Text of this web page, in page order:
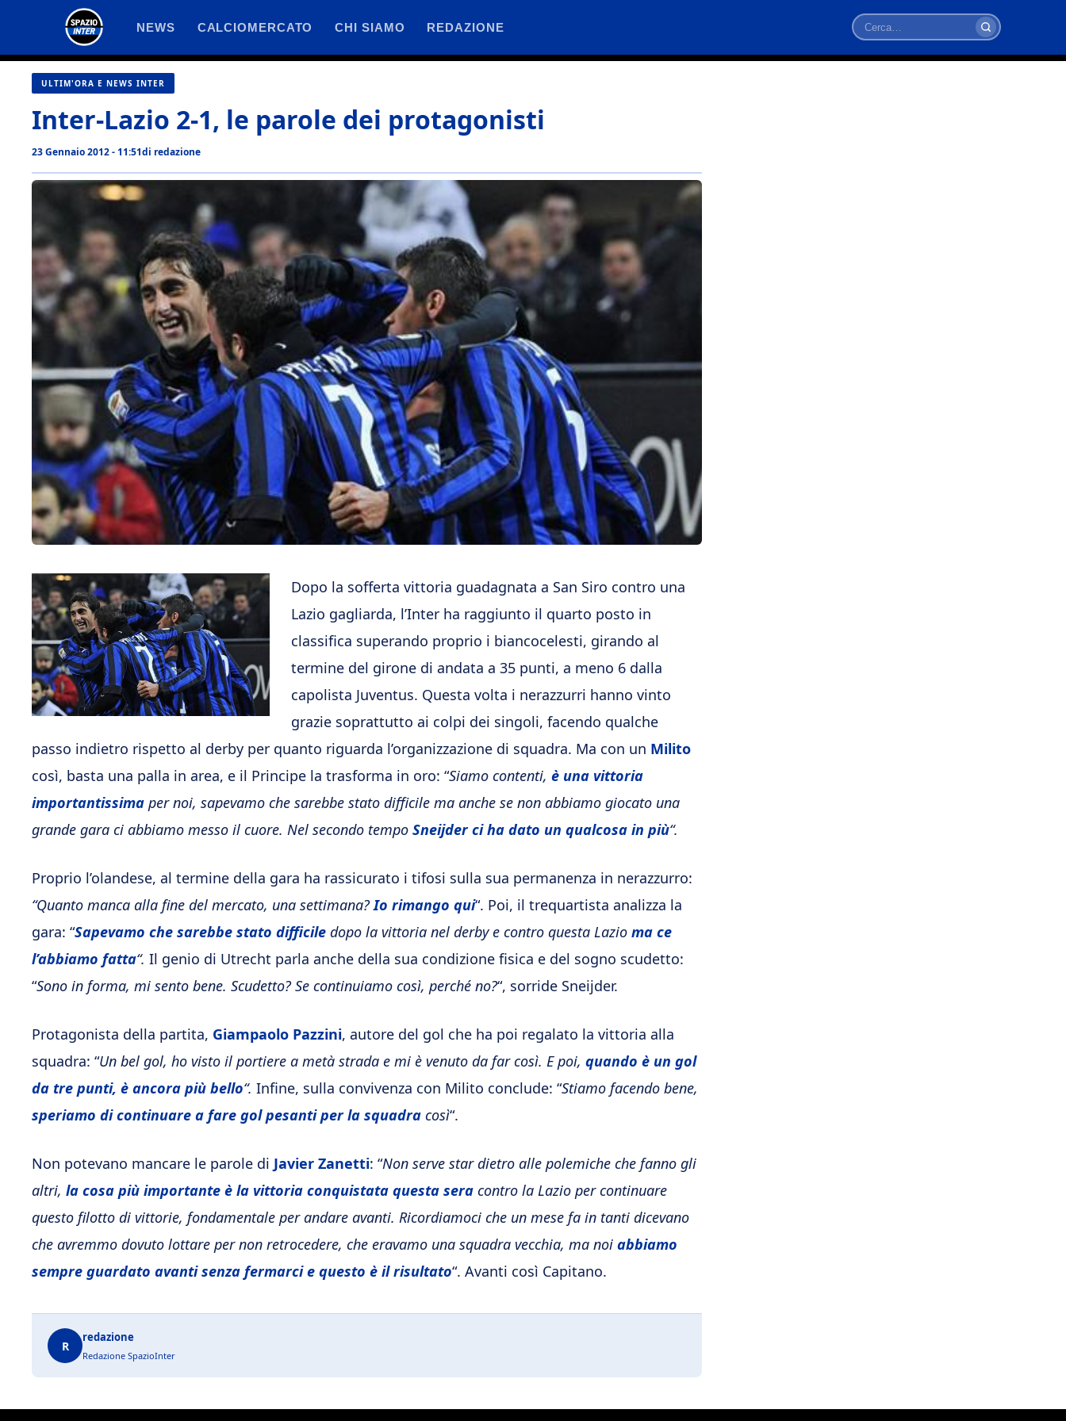
contenuto
NEWS CALCIOMERCATO CHI SIAMO REDAZIONE
Cerca
ULTIM'ORA E NEWS INTER
Inter-Lazio 2-1, le parole dei protagonisti
23 Gennaio 2012 - 11:51di redazione
Dopo la sofferta vittoria guadagnata a San Siro contro una
Lazio gagliarda, l’Inter ha raggiunto il quarto posto in
classifica superando proprio i biancocelesti, girando al
termine del girone di andata a 35 punti, a meno 6 dalla
capolista Juventus. Questa volta i nerazzurri hanno vinto
grazie soprattutto ai colpi dei singoli, facendo qualche
passo indietro rispetto al derby per quanto riguarda l’organizzazione di squadra. Ma con un Milito
così, basta una palla in area, e il Principe la trasforma in oro: “Siamo contenti, è una vittoria
importantissima per noi, sapevamo che sarebbe stato difficile ma anche se non abbiamo giocato una
grande gara ci abbiamo messo il cuore. Nel secondo tempo Sneijder ci ha dato un qualcosa in più“.
Proprio l’olandese, al termine della gara ha rassicurato i tifosi sulla sua permanenza in nerazzurro:
“Quanto manca alla fine del mercato, una settimana?Io rimango qui“. Poi, il trequartista analizza la
gara: “Sapevamo che sarebbe stato difficile dopo la vittoria nel derby e contro questa Lazio ma ce
l’abbiamo fatta“. Il genio di Utrecht parla anche della sua condizione fisica e del sogno scudetto:
“Sono in forma, mi sento bene. Scudetto? Se continuiamo così, perché no?“, sorride Sneijder.
Protagonista della partita, Giampaolo Pazzini, autore del gol che ha poi regalato la vittoria alla
squadra: “Un bel gol, ho visto il portiere a metà strada e mi è venuto da far così. E poi, quando è un gol
da tre punti, è ancora più bello“. Infine, sulla convivenza con Milito conclude: “Stiamo facendo bene,
speriamo di continuare a fare gol pesanti per la squadra così“.
Non potevano mancare le parole di Javier Zanetti: “Non serve star dietro alle polemiche che fanno gli
altri, la cosa più importante è la vittoria conquistata questa sera contro la Lazio per continuare
questo filotto di vittorie, fondamentale per andare avanti. Ricordiamoci che un mese fa in tanti dicevano
che avremmo dovuto lottare per non retrocedere, che eravamo una squadra vecchia, ma noi abbiamo
sempre guardato avanti senza fermarci e questo è il risultato“. Avanti così Capitano.
R
redazione
Redazione SpazioInter